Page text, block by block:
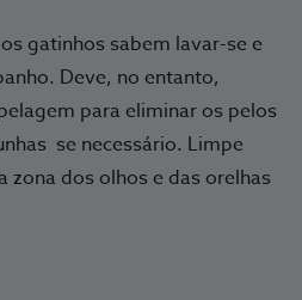
gatinhos sabem lavar-se e
Deve, no entanto,
para eliminar os pelos
se necessário. Limpe
dos olhos e das orelhas